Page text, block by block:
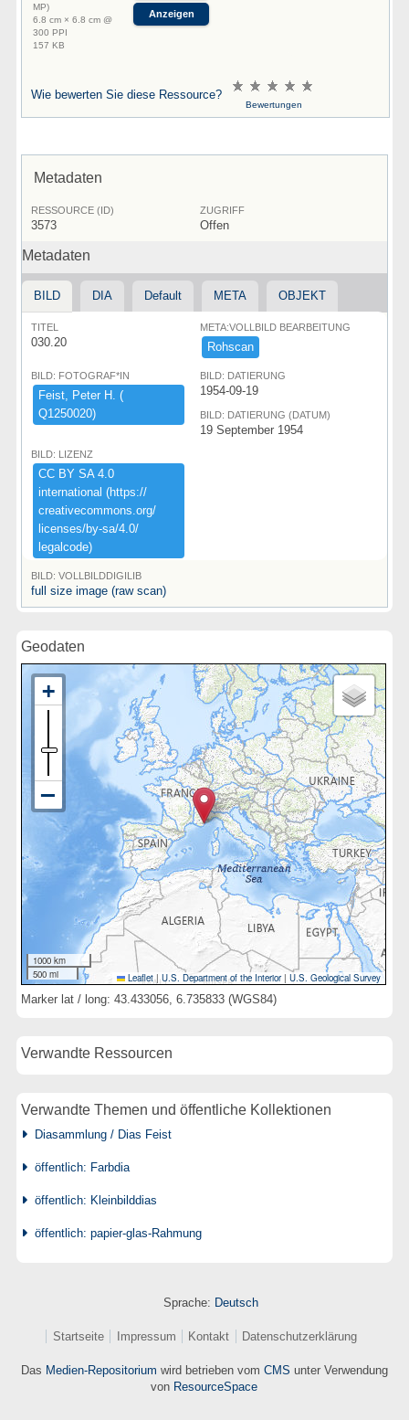
MP)
6.8 cm × 6.8 cm @
300 PPI
157 KB
Anzeigen
Wie bewerten Sie diese Ressource?
Bewertungen
Metadaten
RESSOURCE (ID)
3573
ZUGRIFF
Offen
Metadaten
BILD DIA Default META OBJEKT
TITEL
030.20
META:VOLLBILD BEARBEITUNG
Rohscan
BILD: FOTOGRAF*IN
Feist,​ ​Peter ​H.​ ​(​
Q1250020)​
BILD: DATIERUNG
1954-09-19
BILD: DATIERUNG (DATUM)
19 September 1954
BILD: LIZENZ
CC ​BY ​SA ​4.​0 ​
international ​(​https:​/​/​
creativecommons.​org/​
licenses/​by-​sa/​4.​0/​
legalcode)​
BILD: VOLLBILDDIGILIB
full size image (raw scan)
Geodaten
1000 km
500 mi
Leaflet | U.S. Department of the Interior|U.S. Geological Survey
Marker lat / long: 43.433056, 6.735833 (WGS84)
Verwandte Ressourcen
Verwandte Themen und öffentliche Kollektionen
Diasammlung / Dias Feist
öffentlich: Farbdia
öffentlich: Kleinbilddias
öffentlich: papier-glas-Rahmung
Sprache: Deutsch
Startseite Impressum Kontakt Datenschutzerklärung
Das Medien-Repositorium wird betrieben vom CMS unter Verwendung
von ResourceSpace